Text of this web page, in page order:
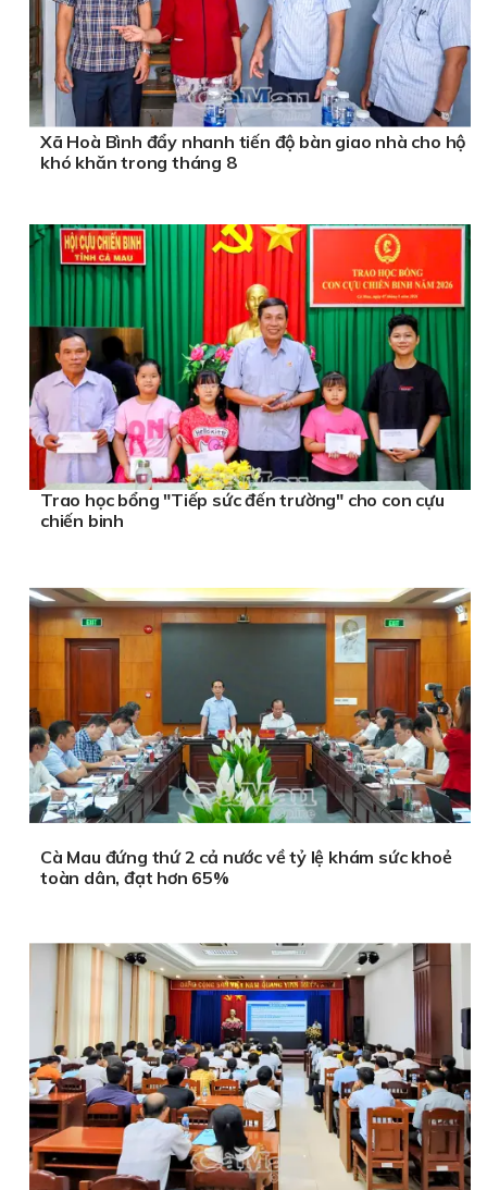
Xã Hoà Bình đẩy nhanh tiến độ bàn giao nhà cho hộ
khó khăn trong tháng 8
Trao học bổng "Tiếp sức đến trường" cho con cựu
chiến binh
Cà Mau đứng thứ 2 cả nước về tỷ lệ khám sức khoẻ
toàn dân, đạt hơn 65%